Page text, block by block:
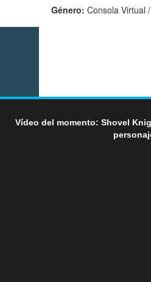
Género: Consola Virtual
Vídeo del momento: Shovel